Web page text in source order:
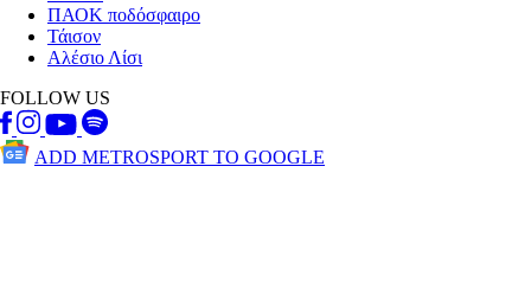
ΠΑΟΚ ποδόσφαιρο
Τάισον
Αλέσιο Λίσι
FOLLOW US
ADD METROSPORT TO GOOGLE